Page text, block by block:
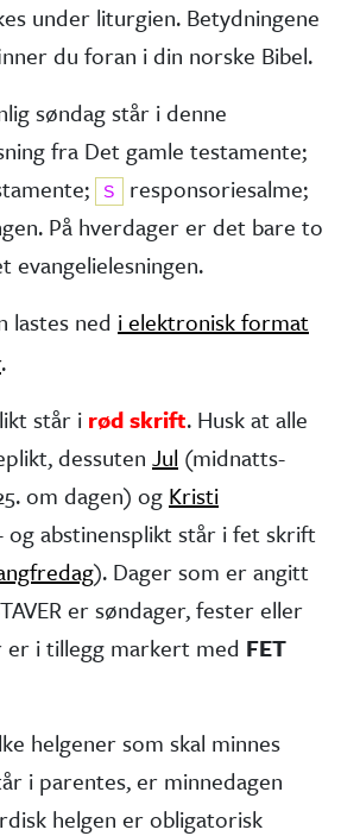
under liturgien. Betydningene
du foran i din norske Bibel.
søndag står i denne
fra Det gamle testa­mente;
S responsorie­salme;
På hverdager er det bare to
evangelielesningen.
lastes ned i elektronisk format
.
står i rød skrift. Husk at alle
dessuten Jul (midnatts­
om dagen) og Kristi
og abstinens­plikt står i fet skrift
). Dager som er angitt
er søndager, fester eller
i tillegg markert med FET
helgener som skal minnes
i parentes, er minne­dagen
helgen er obliga­torisk